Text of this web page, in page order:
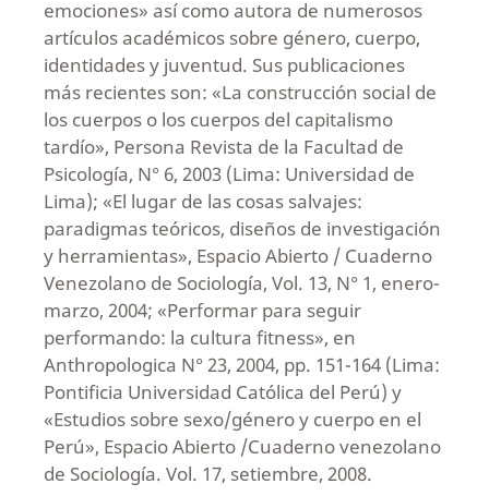
emociones» así como autora de numerosos
artículos académicos sobre género, cuerpo,
identidades y juventud. Sus publicaciones
más recientes son: «La construcción social de
los cuerpos o los cuerpos del capitalismo
tardío», Persona Revista de la Facultad de
Psicología, N° 6, 2003 (Lima: Universidad de
Lima); «El lugar de las cosas salvajes:
paradigmas teóricos, diseños de investigación
y herramientas», Espacio Abierto / Cuaderno
Venezolano de Sociología, Vol. 13, N° 1, enero-
marzo, 2004; «Performar para seguir
performando: la cultura fitness», en
Anthropologica N° 23, 2004, pp. 151-164 (Lima:
Pontificia Universidad Católica del Perú) y
«Estudios sobre sexo/género y cuerpo en el
Perú», Espacio Abierto /Cuaderno venezolano
de Sociología. Vol. 17, setiembre, 2008.